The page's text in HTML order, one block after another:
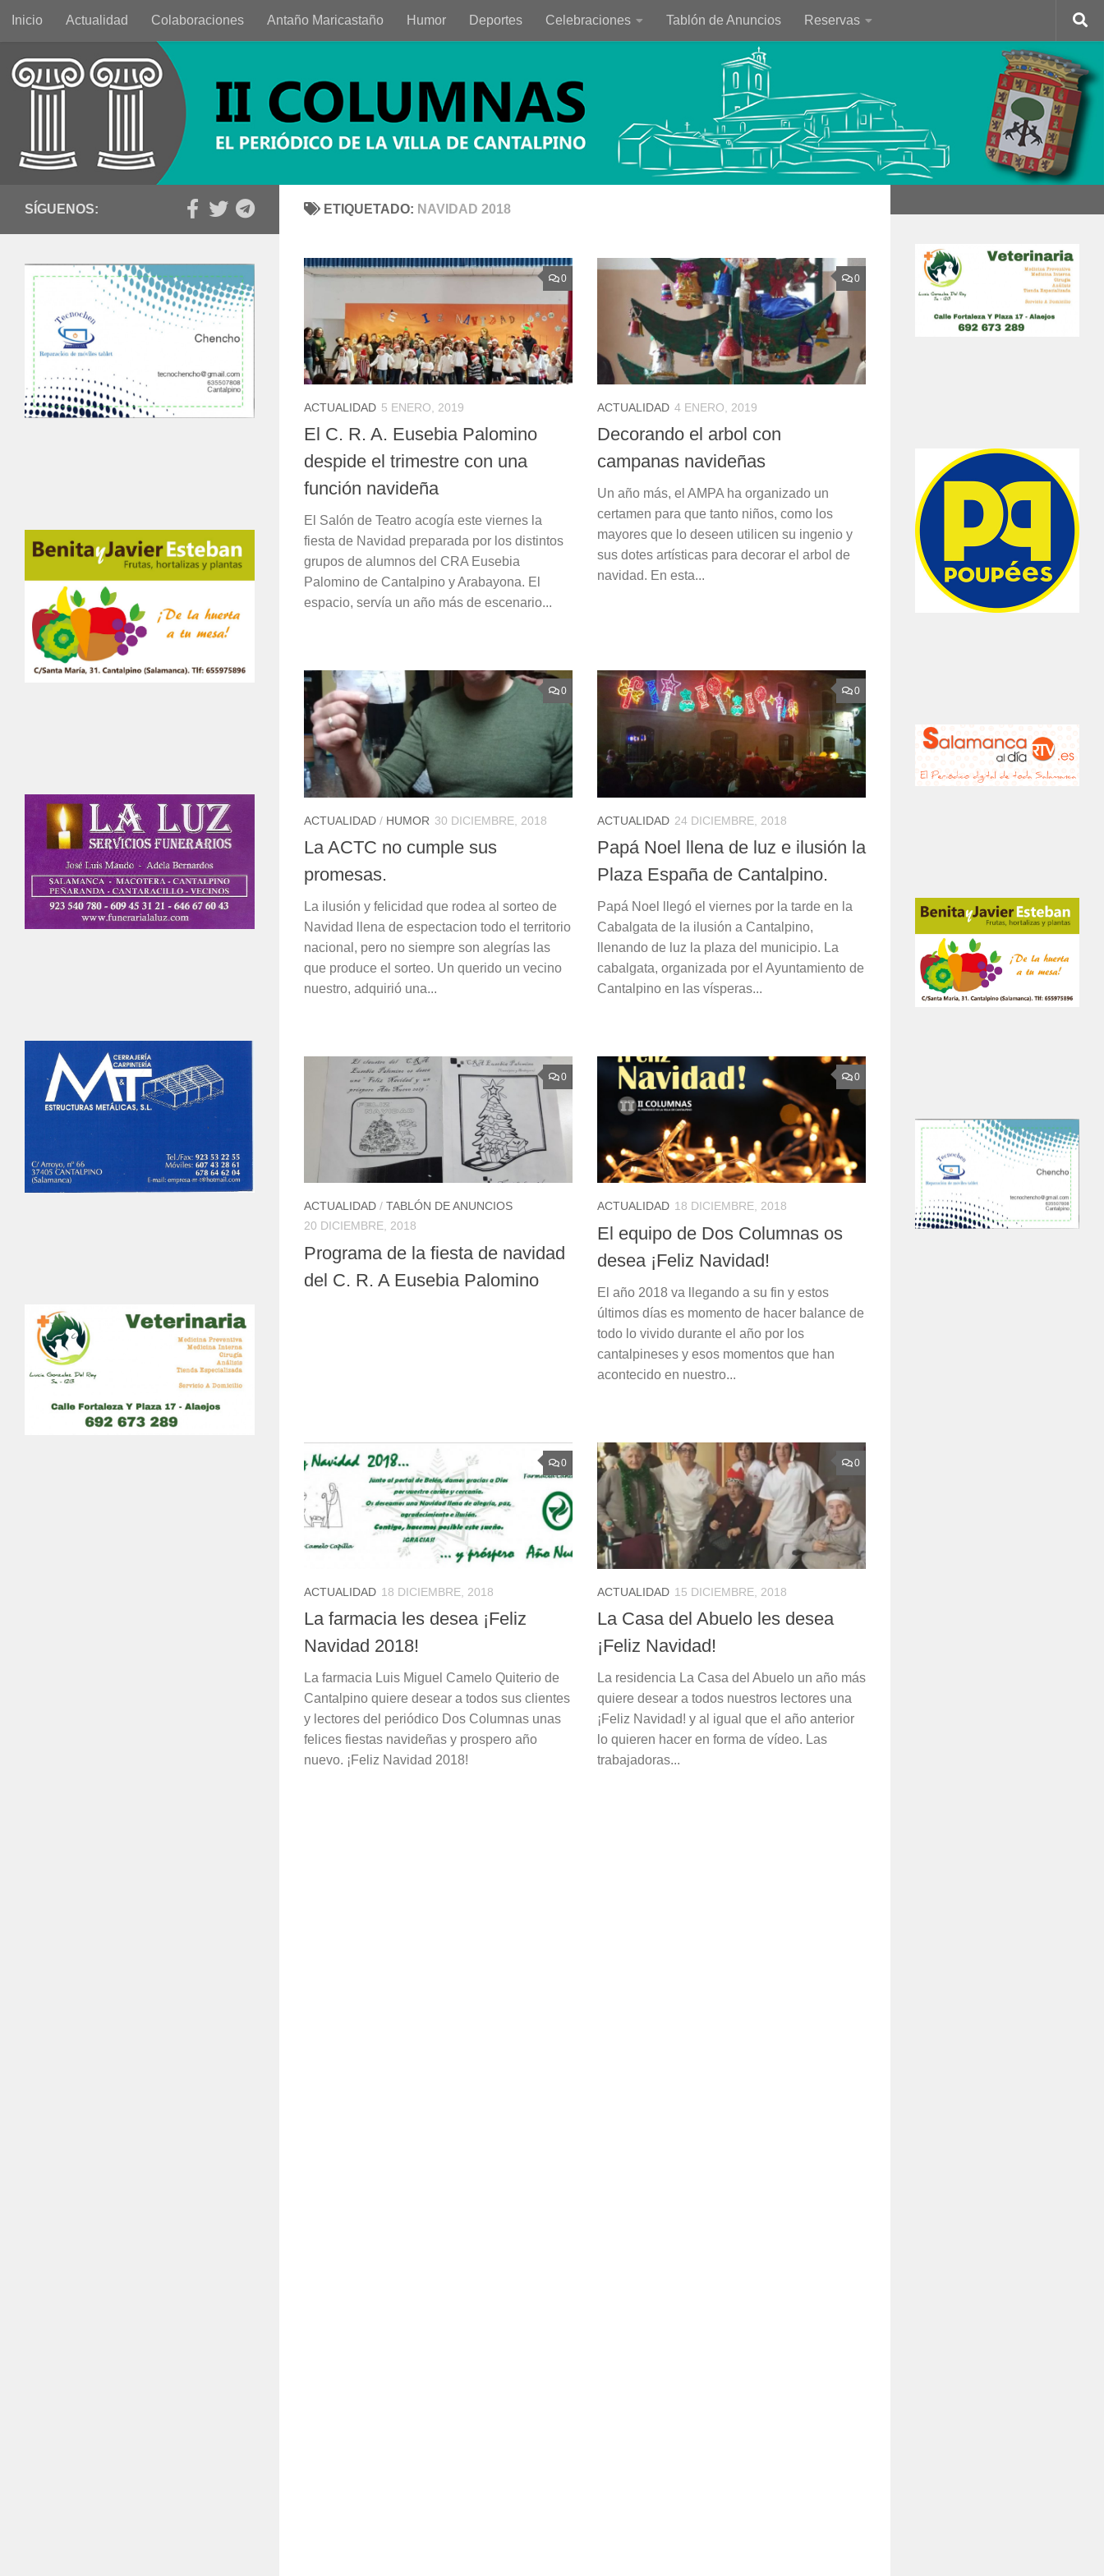
Saltar al contenido
Inicio Actualidad Colaboraciones Antaño Maricastaño Humor Deportes Celebraciones Tablón de Anuncios Reservas
ETIQUETADO: NAVIDAD 2018
0
ACTUALIDAD 5 ENERO, 2019
El C. R. A. Eusebia Palomino
despide el trimestre con una
función navideña
El Salón de Teatro acogía este viernes la
fiesta de Navidad preparada por los distintos
grupos de alumnos del CRA Eusebia
Palomino de Cantalpino y Arabayona. El
espacio, servía un año más de escenario...
0
ACTUALIDAD 4 ENERO, 2019
Decorando el arbol con
campanas navideñas
Un año más, el AMPA ha organizado un
certamen para que tanto niños, como los
mayores que lo deseen utilicen su ingenio y
sus dotes artísticas para decorar el arbol de
navidad. En esta...
0
ACTUALIDAD / HUMOR 30 DICIEMBRE, 2018
La ACTC no cumple sus
promesas.
La ilusión y felicidad que rodea al sorteo de
Navidad llena de espectacion todo el territorio
nacional, pero no siempre son alegrías las
que produce el sorteo. Un querido un vecino
nuestro, adquirió una...
0
ACTUALIDAD 24 DICIEMBRE, 2018
Papá Noel llena de luz e ilusión la
Plaza España de Cantalpino.
Papá Noel llegó el viernes por la tarde en la
Cabalgata de la ilusión a Cantalpino,
llenando de luz la plaza del municipio. La
cabalgata, organizada por el Ayuntamiento de
Cantalpino en las vísperas...
0
ACTUALIDAD / TABLÓN DE ANUNCIOS
20 DICIEMBRE, 2018
Programa de la fiesta de navidad
del C. R. A Eusebia Palomino
0
ACTUALIDAD 18 DICIEMBRE, 2018
El equipo de Dos Columnas os
desea ¡Feliz Navidad!
El año 2018 va llegando a su fin y estos
últimos días es momento de hacer balance de
todo lo vivido durante el año por los
cantalpineses y esos momentos que han
acontecido en nuestro...
0
ACTUALIDAD 18 DICIEMBRE, 2018
La farmacia les desea ¡Feliz
Navidad 2018!
La farmacia Luis Miguel Camelo Quiterio de
Cantalpino quiere desear a todos sus clientes
y lectores del periódico Dos Columnas unas
felices fiestas navideñas y prospero año
nuevo. ¡Feliz Navidad 2018!
0
ACTUALIDAD 15 DICIEMBRE, 2018
La Casa del Abuelo les desea
¡Feliz Navidad!
La residencia La Casa del Abuelo un año más
quiere desear a todos nuestros lectores una
¡Feliz Navidad! y al igual que el año anterior
lo quieren hacer en forma de vídeo. Las
trabajadoras...
SÍGUENOS: